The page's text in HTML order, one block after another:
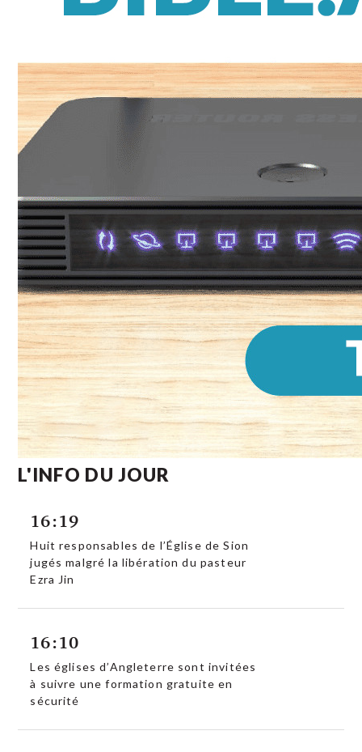
L'INFO DU JOUR
16:19
Huit responsables de l’Église de Sion
jugés malgré la libération du pasteur
Ezra Jin
16:10
Les églises d’Angleterre sont invitées
à suivre une formation gratuite en
sécurité